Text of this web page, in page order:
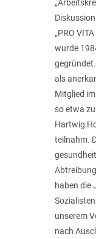
„PRO
wurde
gegründet.
als
Mitglied
so etwa
Hartwig
teilnahm.
haben die
unserem
nach